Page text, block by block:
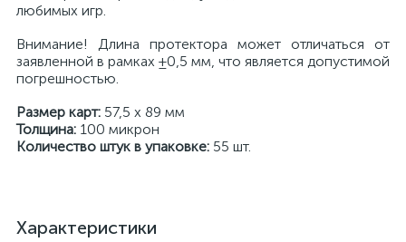
любимых игр.
Внимание! Длина протектора может отличаться от
заявленной в рамках ±0,5 мм, что является допустимой
погрешностью.
Размер карт: 57,5 x 89 мм
Толщина: 100 микрон
Количество штук в упаковке: 55 шт.
Характеристики